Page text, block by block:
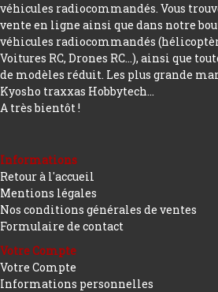
véhicules radiocommandés. Vous
vente en ligne ainsi que dans notre
véhicules radiocommandés
Voitures RC, Drones RC…), ainsi que
de modèles réduit. Les plus grande
Kyosho traxxas Hobbytech...
A très bientôt !
Informations
Retour à l'accueil
Mentions légales
Nos conditions générales de ventes
Formulaire de contact
Votre Compte
Votre Compte
Informations personnelles